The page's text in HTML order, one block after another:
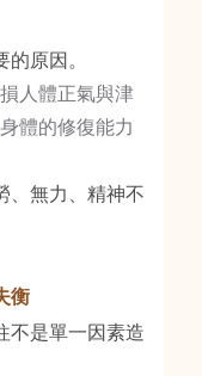
原因。
人體正氣與津
體的修復能力
、無力、精神不
衡
不是單一因素造